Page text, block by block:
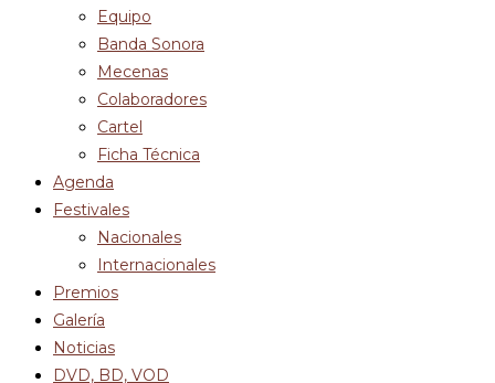
Equipo
Banda Sonora
Mecenas
Colaboradores
Cartel
Ficha Técnica
Agenda
Festivales
Nacionales
Internacionales
Premios
Galería
Noticias
DVD, BD, VOD